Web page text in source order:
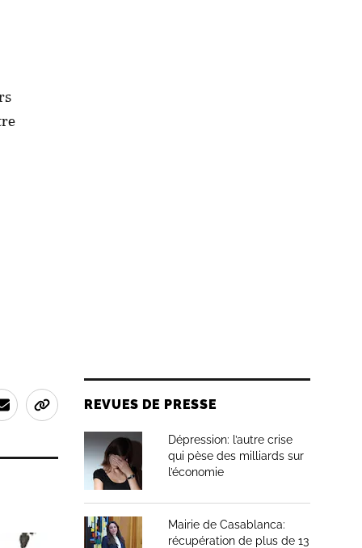
REVUES DE PRESSE
Dépression: l’autre crise
qui pèse des milliards sur
l’économie
Mairie de Casablanca:
récupération de plus de 13